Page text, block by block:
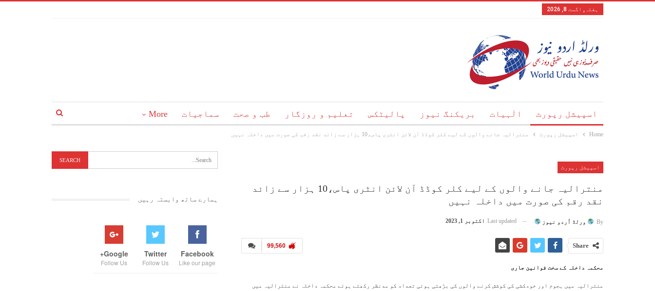
ہفتہ, اگست 8, 2026
اسپیشل رپورٹ الٰہیات بریکنگ نیوز پالیٹکس تعلیم و روزگار طب و صحت سماجیات More
Home اسپیشل رپورٹ منترالیہ جانے والوں کے لیے کلر کوڈڈ آن لائن انٹری پاس،10 ہزار سے زائد نقد رقم کی صورت میں داخلہ نہیں
اسپیشل رپورٹ
منترالیہ جانے والوں کے لیے کلر کوڈڈ آن لائن انٹری پاس،10 ہزار سے زائد
نقد رقم کی صورت میں داخلہ نہیں
By ورلڈ اُردو نیوز Last updated اکتوبر 1, 2023
99,560 Share
محکمہ داخلہ کے سخت قوانین جاری
منترالیہ میں ہجوم اور خودکشی کی کوشش کرنے والوں کی بڑھتی ہوئی تعداد کو مدنظر رکھتے ہوئے محکمہ داخلہ نے منترالیہ میں
ہمارے ساتھ وابستہ رہیں
Facebook
Like our page
Twitter
Follow Us
Google+
Follow Us